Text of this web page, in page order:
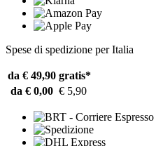
Spese di spedizione per Italia
da € 49,90 gratis*
da € 0,00 € 5,90